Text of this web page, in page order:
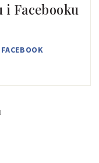
i Facebooku
FACEBOOK